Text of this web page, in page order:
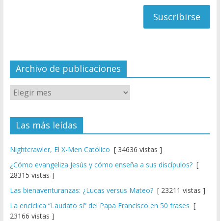
el
Archivo de publicaciones
Las más leídas
Nightcrawler, El X-Men Católico [ 34636 vistas ]
¿Cómo evangeliza Jesús y cómo enseña a sus discípulos?[
28315 vistas ]
Las bienaventuranzas: ¿Lucas versus Mateo?[ 23211 vistas ]
La encíclica “Laudato si” del Papa Francisco en 50 frases [
23166 vistas ]